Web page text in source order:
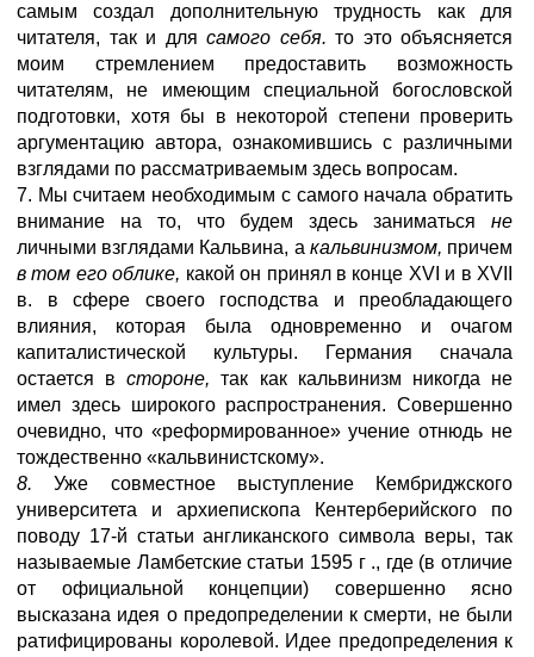
самым создал дополнительную трудность как для
читателя, так и для самого себя. то это объясняется
моим стремлением предоставить возможность
читателям, не имеющим специальной богословской
подготовки, хотя бы в некоторой степени проверить
аргументацию автора, ознакомившись с различными
взглядами по рассматриваемым здесь вопросам.
7. Мы считаем необходимым с самого начала обратить
внимание на то, что будем здесь заниматься не
личными взглядами Кальвина, а кальвинизмом, причем
в том его облике, какой он принял в конце XVI и в XVII
в. в сфере своего господства и преобладающего
влияния, которая была одновременно и очагом
капиталистической культуры. Германия сначала
остается встороне,так как кальвинизм никогда не
имел здесь широкого распространения. Совершенно
очевидно, что «реформированное» учение отнюдь не
тождественно «кальвинистскому».
8.Уже совместное выступление Кембриджского
университета и архиепископа Кентерберийского по
поводу 17-й статьи англиканского символа веры, так
называемые Ламбетские статьи 1595 г ., где (в отличие
от официальной концепции) совершенно ясно
высказана идея о предопределении к смерти, не были
ратифицированы королевой. Идее предопределения к